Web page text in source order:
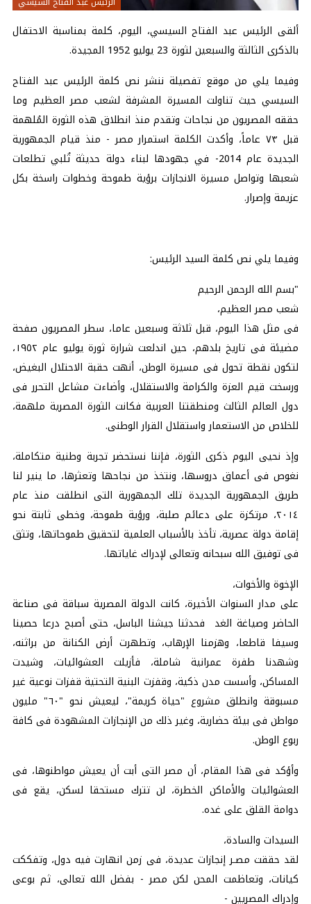
ألقى الرئيس عبد الفتاح السيسي، اليوم، كلمة بمناسبة الاحتفال
بالذكرى الثالثة والسبعين لثورة 23 يوليو 1952 المجيدة.
وفيما يلي من موقع تفصيلة ننشر نص كلمة الرئيس عبد الفتاح
السيسي حيث تناولت المسيرة المشرفة لشعب مصر العظيم وما
حققه المصريون من نجاحات وتقدم منذ انطلاق هذه الثورة المُلهمة
قبل ٧٣ عاماً، وأكدت الكلمة استمرار مصر - منذ قيام الجمهورية
الجديدة عام 2014- في جهودها لبناء دولة حديثة تُلبي تطلعات
شعبها وتواصل مسيرة الانجازات برؤية طموحة وخطوات راسخة بكل
عزيمة وإصرار.
وفيما يلي نص كلمة السيد الرئيس:
"بسم الله الرحمن الرحيم
شعب مصر العظيم،
فى مثل هذا اليوم، قبل ثلاثة وسبعين عاما، سطر المصريون صفحة
مضيئة فى تاريخ بلدهم، حين اندلعت شرارة ثورة يوليو عام ١٩٥٢،
لتكون نقطة تحول فى مسيرة الوطن، أنهت حقبة الاحتلال البغيض،
ورسخت قيم العزة والكرامة والاستقلال، وأضاءت مشاعل التحرر فى
دول العالم الثالث ومنطقتنا العربية فكانت الثورة المصرية ملهمة،
للخلاص من الاستعمار واستقلال القرار الوطنى.
وإذ نحيى اليوم ذكرى الثورة، فإننا نستحضر تجربة وطنية متكاملة،
نغوص فى أعماق دروسها، ونتخذ من نجاحها وتعثرها، ما ينير لنا
طريق الجمهورية الجديدة تلك الجمهورية التى انطلقت منذ عام
٢٠١٤، مرتكزة على دعائم صلبة، ورؤية طموحة، وخطى ثابتة نحو
إقامة دولة عصرية، تأخذ بالأسباب العلمية لتحقيق طموحاتها، وتثق
فى توفيق الله سبحانه وتعالى لإدراك غاياتها.
الإخوة والأخوات،
على مدار السنوات الأخيرة، كانت الدولة المصرية سباقة فى صناعة
الحاضر وصياغة الغد فحدثنا جيشنا الباسل، حتى أصبح درعا حصينا
وسيفا قاطعا، وهزمنا الإرهاب، وتطهرت أرض الكنانة من براثنه،
وشهدنا طفرة عمرانية شاملة، فأزيلت العشوائيات، وشيدت
المساكن، وأسست مدن ذكية، وقفزت البنية التحتية قفزات نوعية غير
مسبوقة وانطلق مشروع "حياة كريمة"، ليعيش نحو "٦٠" مليون
مواطن فى بيئة حضارية، وغير ذلك من الإنجازات المشهودة فى كافة
ربوع الوطن.
وأؤكد فى هذا المقام، أن مصر التى أبت أن يعيش مواطنوها، فى
العشوائيات والأماكن الخطرة، لن تترك مستحقا لسكن، يقع فى
دوامة القلق على غده.
السيدات والسادة،
لقد حققت مصـر إنجازات عديدة، فى زمن انهارت فيه دول، وتفككت
كيانات، وتعاظمت المحن لكن مصر - بفضل الله تعالى، ثم بوعى
وإدراك المصريين -